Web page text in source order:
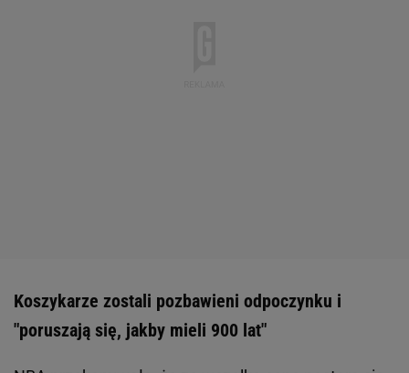
Koszykarze zostali pozbawieni odpoczynku i
"poruszają się, jakby mieli 900 lat"